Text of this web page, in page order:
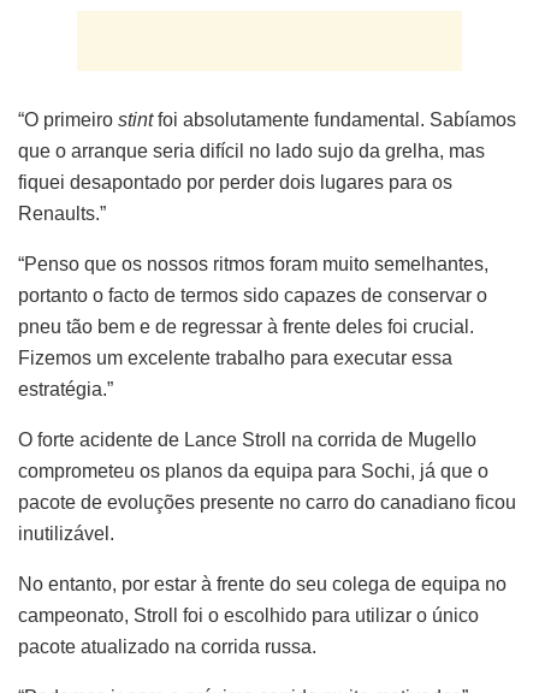
“O primeiro stintfoi absolutamente fundamental. Sabíamos
que o arranque seria difícil no lado sujo da grelha, mas
fiquei desapontado por perder dois lugares para os
Renaults.”
“Penso que os nossos ritmos foram muito semelhantes,
portanto o facto de termos sido capazes de conservar o
pneu tão bem e de regressar à frente deles foi crucial.
Fizemos um excelente trabalho para executar essa
estratégia.”
O forte acidente de Lance Stroll na corrida de Mugello
comprometeu os planos da equipa para Sochi, já que o
pacote de evoluções presente no carro do canadiano ficou
inutilizável.
No entanto, por estar à frente do seu colega de equipa no
campeonato, Stroll foi o escolhido para utilizar o único
pacote atualizado na corrida russa.